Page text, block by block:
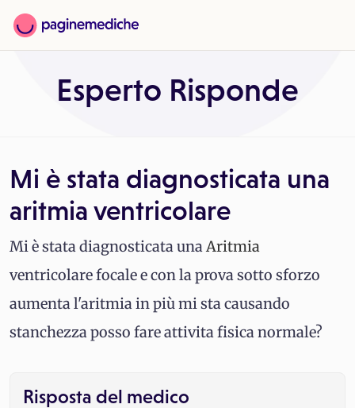
Esperto Risponde
Mi è stata diagnosticata una
aritmia ventricolare
Mi è stata diagnosticata unaAritmia
ventricolare focale e con la prova sotto sforzo
aumenta l'aritmia in più mi sta causando
stanchezza posso fare attivita fisica normale?
Risposta del medico